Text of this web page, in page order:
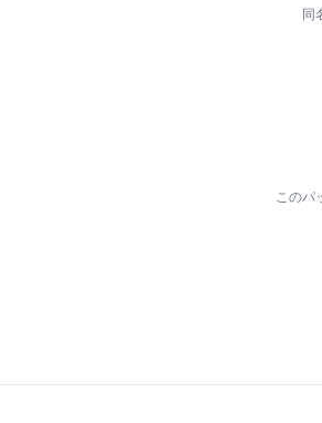
同
このパ